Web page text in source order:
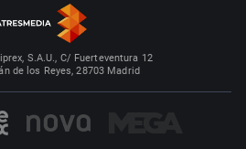
S.A.U., C/ Fuerteventura 12
de los Reyes, 28703 Madrid